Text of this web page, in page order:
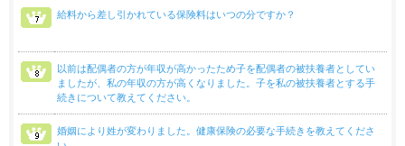
給料から差し引かれている保険料はいつの分ですか？
以前は配偶者の方が年収が高かったため子を配偶者の被扶養者としてい
ましたが、私の年収の方が高くなりました。子を私の被扶養者とする手
続きについて教えてください。
婚姻により姓が変わりました。健康保険の必要な手続きを教えてくださ